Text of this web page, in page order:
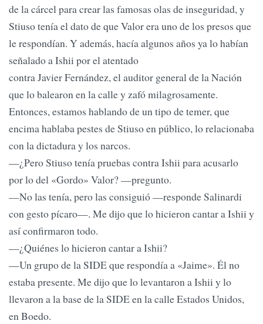
de la cárcel para crear las famosas olas de inseguridad, y
Stiuso tenía el dato de que Valor era uno de los presos que
le respondían. Y además, hacía algunos años ya lo habían
señalado a Ishii por el atentado
contra Javier Fernández, el auditor general de la Nación
que lo balearon en la calle y zafó milagrosamente.
Entonces, estamos hablando de un tipo de temer, que
encima hablaba pestes de Stiuso en público, lo relacionaba
con la dictadura y los narcos.
—¿Pero Stiuso tenía pruebas contra Ishii para acusarlo
por lo del «Gordo» Valor? —pregunto.
—No las tenía, pero las consiguió —responde Salinardi
con gesto pícaro—. Me dijo que lo hicieron cantar a Ishii y
así confirmaron todo.
—¿Quiénes lo hicieron cantar a Ishii?
—Un grupo de la SIDE que respondía a «Jaime». Él no
estaba presente. Me dijo que lo levantaron a Ishii y lo
llevaron a la base de la SIDE en la calle Estados Unidos,
en Boedo.